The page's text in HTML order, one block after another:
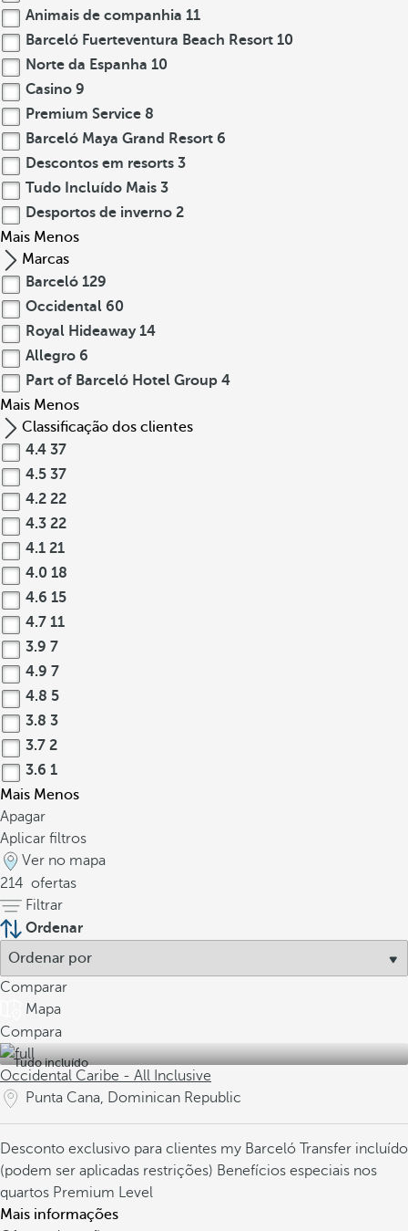
Animais de companhia 11
Barceló Fuerteventura Beach Resort 10
Norte da Espanha 10
Casino 9
Premium Service 8
Barceló Maya Grand Resort 6
Descontos em resorts 3
Tudo Incluído Mais 3
Desportos de inverno 2
Mais Menos
Marcas
Barceló 129
Occidental 60
Royal Hideaway 14
Allegro 6
Part of Barceló Hotel Group 4
Mais Menos
Classificação dos clientes
4.4 37
4.5 37
4.2 22
4.3 22
4.1 21
4.0 18
4.6 15
4.7 11
3.9 7
4.9 7
4.8 5
3.8 3
3.7 2
3.6 1
Mais Menos
Apagar
Aplicar filtros
Ver no mapa
214 ofertas
Filtrar
Ordenar
Comparar
Mapa
Compara
Tudo incluído
Occidental Caribe - All Inclusive
Punta Cana, Dominican Republic
Desconto exclusivo para clientes my Barceló Transfer incluído
(podem ser aplicadas restrições) Benefícios especiais nos
quartos Premium Level
Mais informações